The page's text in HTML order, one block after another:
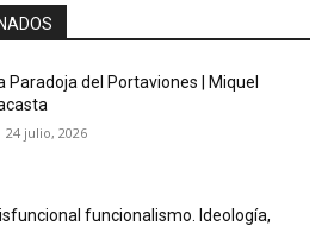
Paradoja del Portaviones | Miquel
24 julio, 2026
funcionalismo. Ideología,